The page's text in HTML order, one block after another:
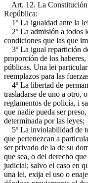
Art. 12. La Constitución
República:
1º La igualdad ante la
2º La admisión a todos
condiciones que las que
3º La igual repartición
proporción de los
públicas. Una lei
reemplazos para las
4º La libertad de
trasladarse de uno a otro,
reglamentos de policía, i
que nadie pueda ser
determinada por las leyes;
5º La inviolabilidad de
que pertenezcan a
ser privado de la de su
que sea, o del derecho
judicial; salvo el caso en
una lei, exija el uso o